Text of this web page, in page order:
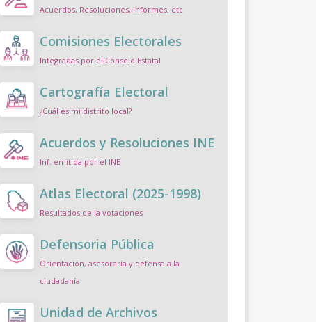
Acuerdos, Resoluciones, Informes, etc
Comisiones Electorales
Integradas por el Consejo Estatal
Cartografía Electoral
¿Cuál es mi distrito local?
Acuerdos y Resoluciones INE
Inf. emitida por el INE
Atlas Electoral (2025-1998)
Resultados de la votaciones
Defensoria Pública
Orientación, asesoraría y defensa a la
ciudadanía
Unidad de Archivos